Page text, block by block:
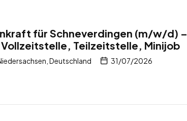
für Schneverdingen (m/w/d) –
Teilzeitstelle, Minijob
Deutschland 31/07/2026